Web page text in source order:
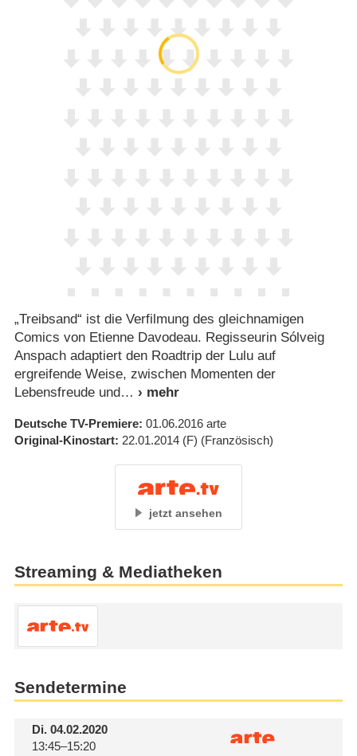
„Treibsand“ ist die Verfilmung des gleichnamigen
Comics von Etienne Davodeau. Regisseurin Sólveig
Anspach adaptiert den Roadtrip der Lulu auf
ergreifende Weise, zwischen Momenten der
Lebensfreude und
Deutsche TV-Premiere 01.06.2016 arte
Original-Kinostart 22.01.2014 (F) (Französisch)
jetzt ansehen
Streaming & Mediatheken
Sendetermine
Di.04.02.2020
13:45–15:20